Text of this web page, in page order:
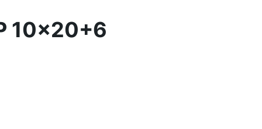
10×20+6